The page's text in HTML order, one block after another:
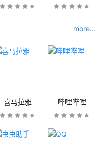
more...
喜马拉雅 哔哩哔哩